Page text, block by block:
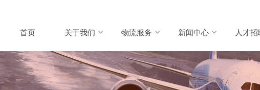
首页 关于我们 物流服务 新闻中心 人才招